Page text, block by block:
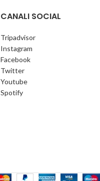
CANALI SOCIAL
Tripadvisor
Instagram
Facebook
Twitter
Youtube
Spotify